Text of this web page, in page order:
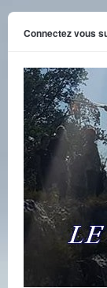
Connectez vous